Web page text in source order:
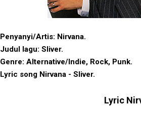
Penyanyi/Artis: Nirvana.
Judul lagu: Sliver.
Genre: Alternative/Indie, Rock, Punk.
Lyric song Nirvana - Sliver.
Lyric